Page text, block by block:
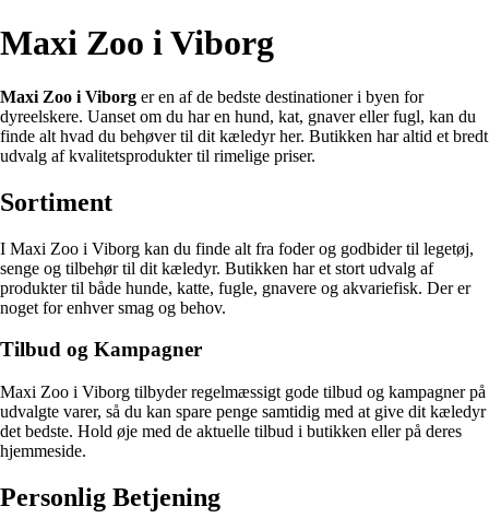
Maxi Zoo i Viborg
Maxi Zoo i Viborg er en af de bedste destinationer i byen for
dyreelskere. Uanset om du har en hund, kat, gnaver eller fugl, kan du
finde alt hvad du behøver til dit kæledyr her. Butikken har altid et bredt
udvalg af kvalitetsprodukter til rimelige priser.
Sortiment
I Maxi Zoo i Viborg kan du finde alt fra foder og godbider til legetøj,
senge og tilbehør til dit kæledyr. Butikken har et stort udvalg af
produkter til både hunde, katte, fugle, gnavere og akvariefisk. Der er
noget for enhver smag og behov.
Tilbud og Kampagner
Maxi Zoo i Viborg tilbyder regelmæssigt gode tilbud og kampagner på
udvalgte varer, så du kan spare penge samtidig med at give dit kæledyr
det bedste. Hold øje med de aktuelle tilbud i butikken eller på deres
hjemmeside.
Personlig Betjening